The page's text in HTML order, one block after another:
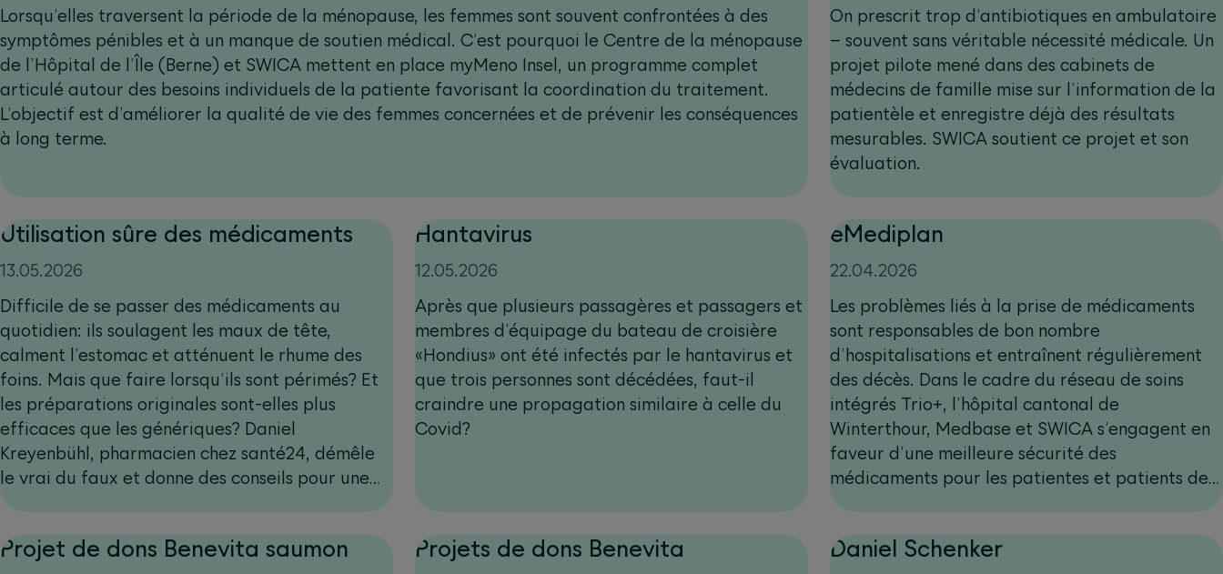
Lorsqu’elles traversent la période de la ménopause, les femmes sont souvent confrontées à des
symptômes pénibles et à un manque de soutien médical. C’est pourquoi le Centre de la ménopause
de l’Hôpital de l’Île (Berne) et SWICA mettent en place myMeno Insel, un programme complet
articulé autour des besoins individuels de la patiente favorisant la coordination du traitement.
L’objectif est d’améliorer la qualité de vie des femmes concernées et de prévenir les conséquences
à long terme.
On prescrit trop d’antibiotiques en ambulatoire
– souvent sans véritable nécessité médicale. Un
projet pilote mené dans des cabinets de
médecins de famille mise sur l’information de la
patientèle et enregistre déjà des résultats
mesurables. SWICA soutient ce projet et son
évaluation.
Utilisation sûre des médicaments
13.05.2026
Difficile de se passer des médicaments au
quotidien: ils soulagent les maux de tête,
calment l’estomac et atténuent le rhume des
foins. Mais que faire lorsqu’ils sont périmés? Et
les préparations originales sont-elles plus
efficaces que les génériques? Daniel
Kreyenbühl, pharmacien chez santé24, démêle
le vrai du faux et donne des conseils pour une
Hantavirus
12.05.2026
Après que plusieurs passagères et passagers et
membres d’équipage du bateau de croisière
«Hondius» ont été infectés par le hantavirus et
que trois personnes sont décédées, faut-il
craindre une propagation similaire à celle du
Covid?
eMediplan
22.04.2026
Les problèmes liés à la prise de médicaments
sont responsables de bon nombre
d’hospitalisations et entraînent régulièrement
des décès. Dans le cadre du réseau de soins
intégrés Trio+, l’hôpital cantonal de
Winterthour, Medbase et SWICA s’engagent en
faveur d’une meilleure sécurité des
médicaments pour les patientes et patients de
Projet de dons Benevita saumon Projets de dons Benevita Daniel Schenker